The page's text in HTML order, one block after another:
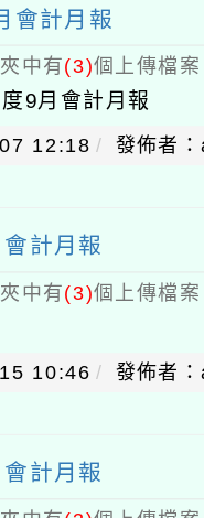
會計月報
中有(3)個上傳檔
9月會計月報
12:18 發佈者
計月報
中有(3)個上傳檔
10:46 發佈者
計月報